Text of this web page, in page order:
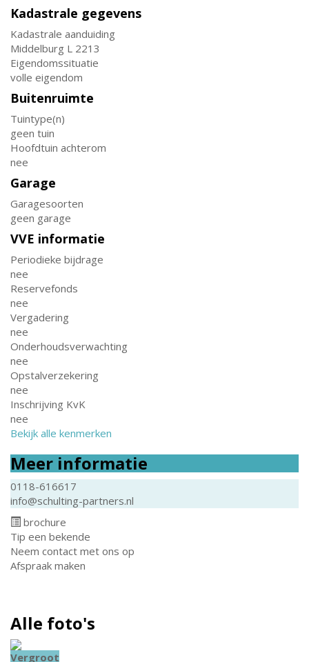
Kadastrale gegevens
Kadastrale aanduiding
Middelburg L 2213
Eigendomssituatie
volle eigendom
Buitenruimte
Tuintype(n)
geen tuin
Hoofdtuin achterom
nee
Garage
Garagesoorten
geen garage
VVE informatie
Periodieke bijdrage
nee
Reservefonds
nee
Vergadering
nee
Onderhoudsverwachting
nee
Opstalverzekering
nee
Inschrijving KvK
nee
Bekijk alle kenmerken
Meer informatie
0118-616617
info@schulting-partners.nl
brochure
Tip een bekende
Neem contact met ons op
Afspraak maken
Alle foto's
Vergroot